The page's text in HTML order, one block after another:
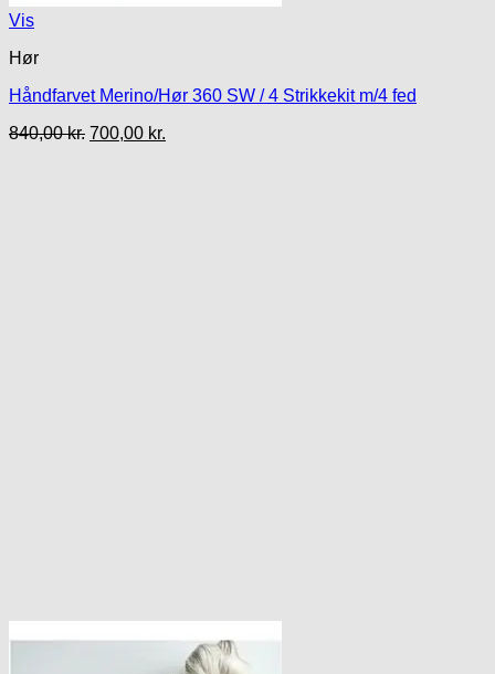
Vis
Hør
Håndfarvet Merino/Hør 360 SW / 4 Strikkekit m/4 fed
840,00kr. Den
700,00 kr.